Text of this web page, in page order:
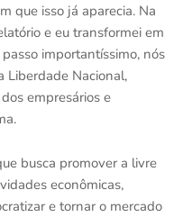
que isso já aparecia. Na
e eu transformei em
importantíssimo, nós
Liberdade Nacional,
empresários e
busca promover a livre
econômicas,
e tornar o mercado